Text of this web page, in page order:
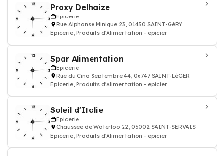
Proxy Delhaize
Epicerie
Rue Alphonse Minique 23, 01450 SAINT-GéRY
Epicerie, Produits d'Alimentation - epicier
Spar Alimentation
Epicerie
Rue du Cinq Septembre 44, 06747 SAINT-LéGER
Epicerie, Produits d'Alimentation - epicier
Soleil d'Italie
Epicerie
Chaussée de Waterloo 22, 05002 SAINT-SERVAIS
Epicerie, Produits d'Alimentation - epicier